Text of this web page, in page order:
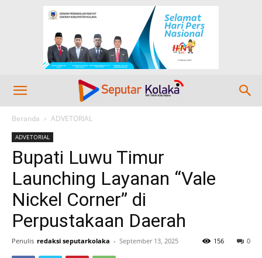
Beranda ADVETORIAL
ADVETORIAL
Bupati Luwu Timur
Launching Layanan “Vale
Nickel Corner” di
Perpustakaan Daerah
Penulis redaksi seputarkolaka - September 13, 2025 0
156